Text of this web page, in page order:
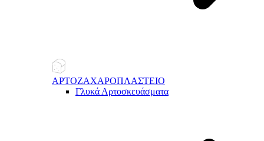
ΑΡΤΟΖΑΧΑΡΟΠΛΑΣΤΕΙΟ
Γλυκά Αρτοσκευάσματα